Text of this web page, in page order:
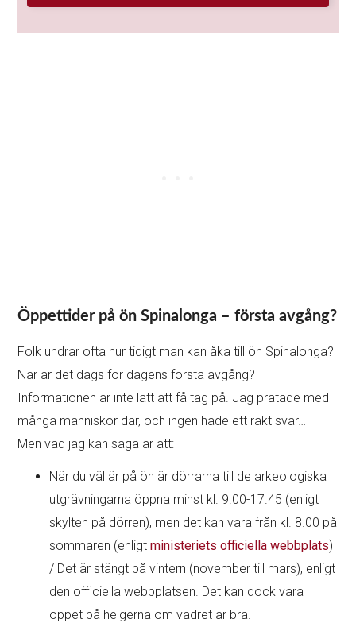
Öppettider på ön Spinalonga – första avgång?
Folk undrar ofta hur tidigt man kan åka till ön Spinalonga?
När är det dags för dagens första avgång?
Informationen är inte lätt att få tag på. Jag pratade med
många människor där, och ingen hade ett rakt svar…
Men vad jag kan säga är att:
När du väl är på ön är dörrarna till de arkeologiska
utgrävningarna öppna minst kl. 9.00-17.45 (enligt
skylten på dörren), men det kan vara från kl. 8.00 på
sommaren (enligtministeriets officiella webbplats)
/ Det är stängt på vintern (november till mars), enligt
den officiella webbplatsen. Det kan dock vara
öppet på helgerna om vädret är bra.